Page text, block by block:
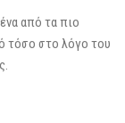
από τα πιο
τόσο στο λόγο του